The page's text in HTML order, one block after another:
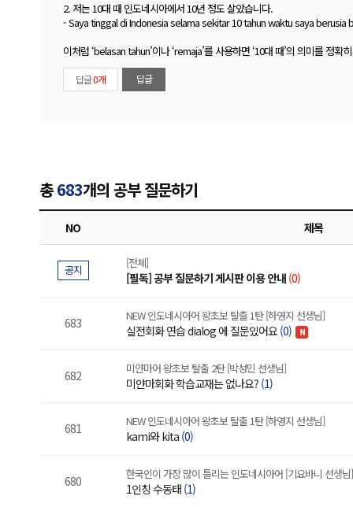
2. 저는 10대 때 인도네시아에서 10년 정도 살았습니다.
- Saya tinggal di Indonesia selama sekitar 10 tahun waktu saya berusia
이처럼 ‘belasan tahun’이나 ‘remaja’를 사용하면 ‘10대 때’의 의미를 정확
답글0개 답글
총683개의 공부 질문하기
NO 제목
공지 [전체]
[필독] 공부 질문하기 게시판 이용 안내 (0)
683 NEW 인도네시아어 왕초보 탈출 1탄 [하영지 선생님]
실전회화 연습 dialog 에 질문있어요 (0) N
682 미얀마어 왕초보 탈출 2탄 [박성민 선생님]
미얀마회화 학습교재는 없나요? (1)
681 NEW 인도네시아어 왕초보 탈출 1탄 [하영지 선생님]
kami와 kita (0)
680 한국인이 가장 많이 틀리는 인도네시아어 [기요바니 선생님]
1인칭 수동태 (1)